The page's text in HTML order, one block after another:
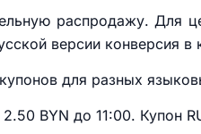
распродажу. Для
версии конверсия
для разных
BYN до 11:00. Купон